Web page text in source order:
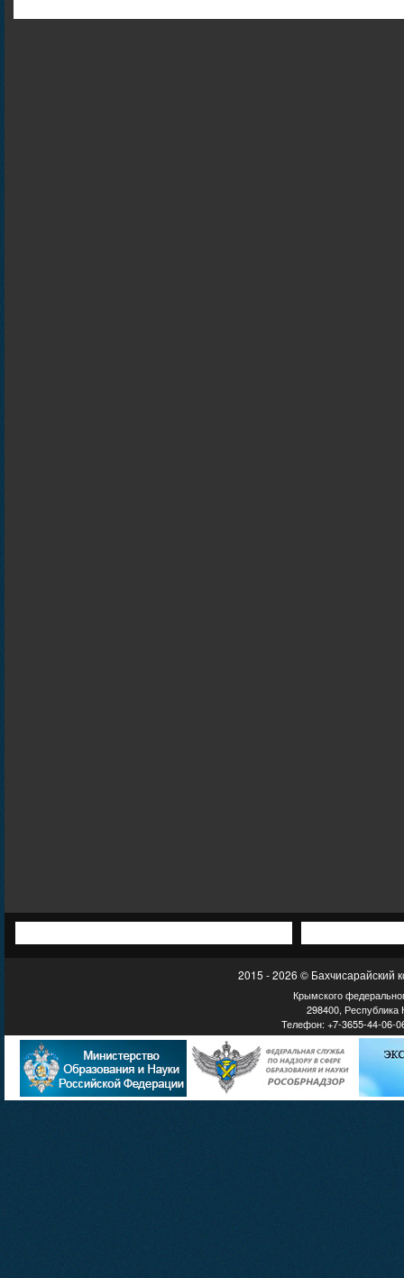
2015 - 2026 © Бахчисарайский
Крымского
298400, Республика
Телефон: +7-3655-44-06-